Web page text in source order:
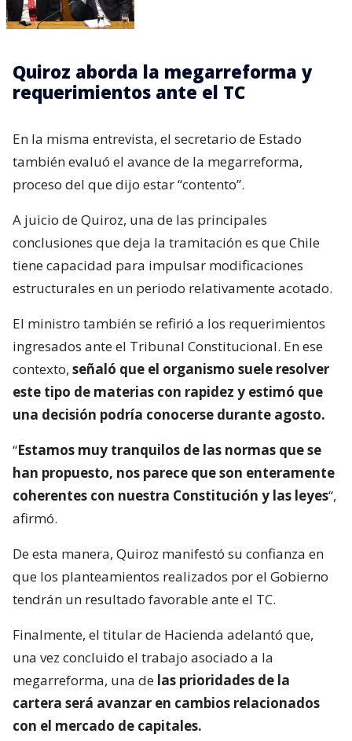
Quiroz aborda la megarreforma y
requerimientos ante el TC
En la misma entrevista, el secretario de Estado
también evaluó el avance de la megarreforma,
proceso del que dijo estar “contento”.
A juicio de Quiroz, una de las principales
conclusiones que deja la tramitación es que Chile
tiene capacidad para impulsar modificaciones
estructurales en un periodo relativamente acotado.
El ministro también se refirió a los requerimientos
ingresados ante el Tribunal Constitucional. En ese
contexto, señaló que el organismo suele resolver
este tipo de materias con rapidez y estimó que
una decisión podría conocerse durante agosto.
“Estamos muy tranquilos de las normas que se
han propuesto, nos parece que son enteramente
coherentes con nuestra Constitución y las leyes“,
afirmó.
De esta manera, Quiroz manifestó su confianza en
que los planteamientos realizados por el Gobierno
tendrán un resultado favorable ante el TC.
Finalmente, el titular de Hacienda adelantó que,
una vez concluido el trabajo asociado a la
megarreforma, una de las prioridades de la
cartera será avanzar en cambios relacionados
con el mercado de capitales.